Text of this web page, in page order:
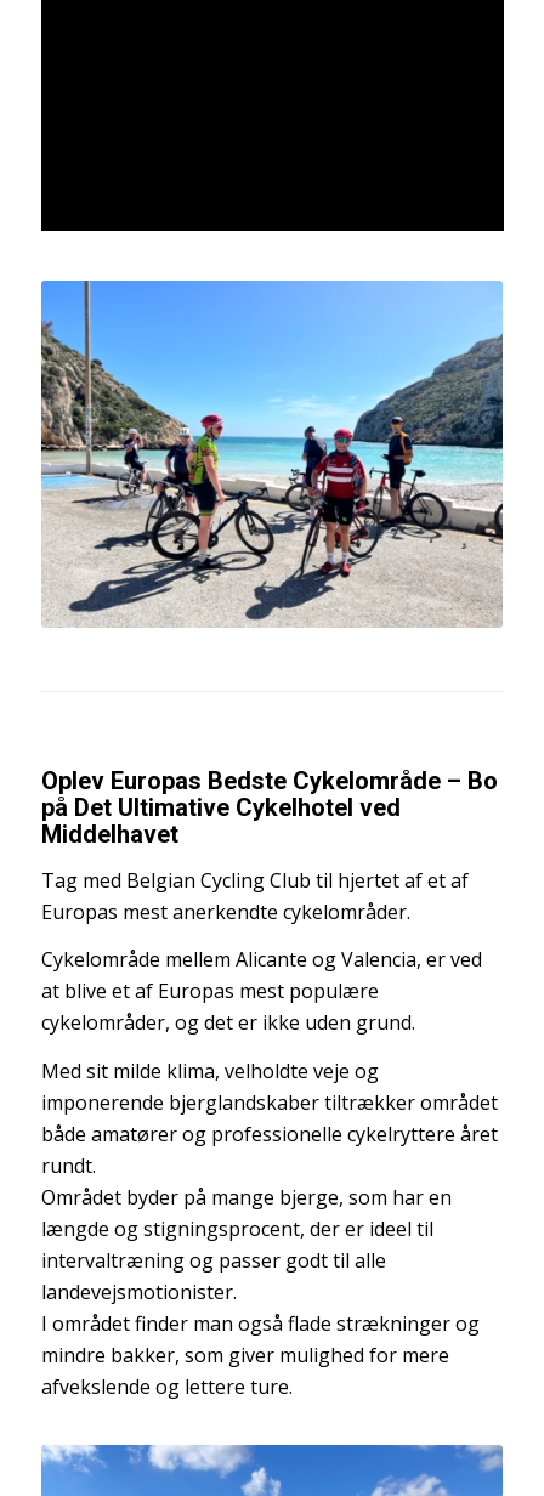
Oplev Europas Bedste Cykelområde – Bo
på Det Ultimative Cykelhotel ved
Middelhavet
Tag med Belgian Cycling Club til hjertet af et af
Europas mest anerkendte cykelområder.
Cykelområde mellem Alicante og Valencia, er ved
at blive et af Europas mest populære
cykelområder, og det er ikke uden grund.
Med sit milde klima, velholdte veje og
imponerende bjerglandskaber tiltrækker området
både amatører og professionelle cykelryttere året
rundt.
Området byder på mange bjerge, som har en
længde og stigningsprocent, der er ideel til
intervaltræning og passer godt til alle
landevejsmotionister.
I området finder man også flade strækninger og
mindre bakker, som giver mulighed for mere
afvekslende og lettere ture.